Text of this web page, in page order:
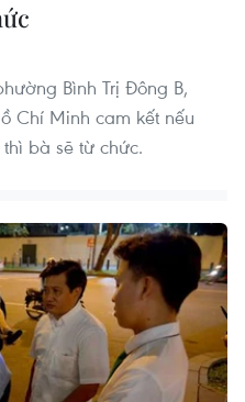
Bình Trị Đông B,
Chí Minh cam kết nếu
bà sẽ từ chức.